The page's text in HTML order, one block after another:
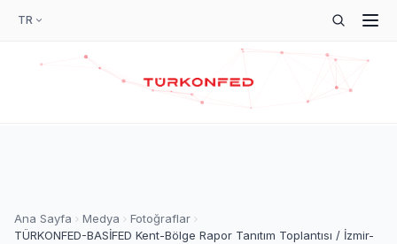
TR
Ana Sayfa Medya
Fotoğraflar
TÜRKONFED-BASİFED Kent-Bölge Rapor Tanıtım Toplantısı / İzmir-